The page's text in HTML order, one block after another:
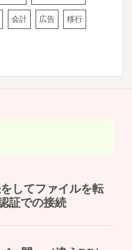
会計 広告 移行